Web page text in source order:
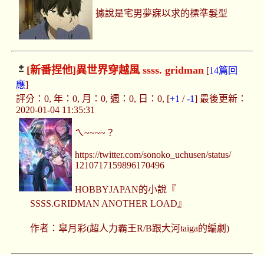
據說是宅男夢寐以求的標準髮型
[新番捏他]異世界穿越風 ssss. gridman [14篇回
應]
評分：0, 年：0, 月：0, 週：0, 日：0, [+1 /-1] 最後更新：
2020-01-04 11:35:31
ㄟ~~~~？
https://twitter.com/sonoko_uchusen/status/
1210717159896170496
HOBBYJAPAN的小說『
SSSS.GRIDMAN ANOTHER LOAD』
作者：皐月彩(超人力霸王R/B跟大河taiga的編劇)